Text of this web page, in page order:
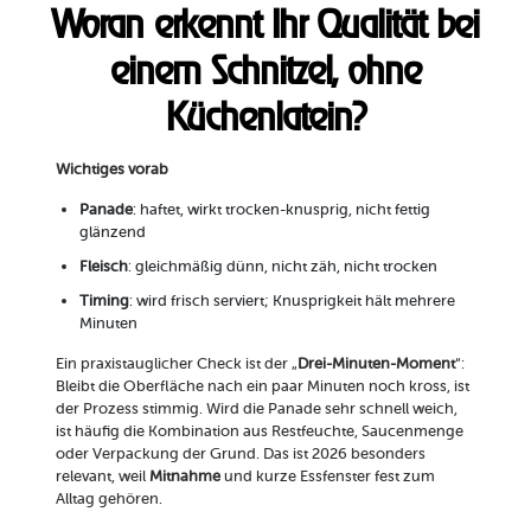
Woran erkennt Ihr Qualität bei
einem Schnitzel, ohne
Küchenlatein?
Wichtiges vorab
Panade: haftet, wirkt trocken-knusprig, nicht fettig
glänzend
Fleisch: gleichmäßig dünn, nicht zäh, nicht trocken
Timing: wird frisch serviert; Knusprigkeit hält mehrere
Minuten
Ein praxistauglicher Check ist der „Drei-Minuten-Moment“:
Bleibt die Oberfläche nach ein paar Minuten noch kross, ist
der Prozess stimmig. Wird die Panade sehr schnell weich,
ist häufig die Kombination aus Restfeuchte, Saucenmenge
oder Verpackung der Grund. Das ist 2026 besonders
relevant, weil Mitnahmeund kurze Essfenster fest zum
Alltag gehören.